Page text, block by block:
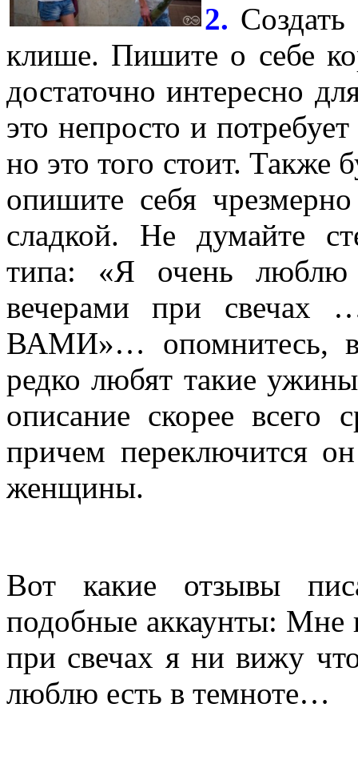
2.
клише. Пишите о себе
достаточно интересно
это непросто и
но это того стоит.
опишите себя
сладкой. Не думайте
типа: «Я очень
вечерами при
ВАМИ»… опомнитесь,
редко любят такие
описание скорее всего
причем переключится
женщины.
Вот какие отзывы
подобные аккаунты: Мне
при свечах я ни вижу
люблю есть в темноте…